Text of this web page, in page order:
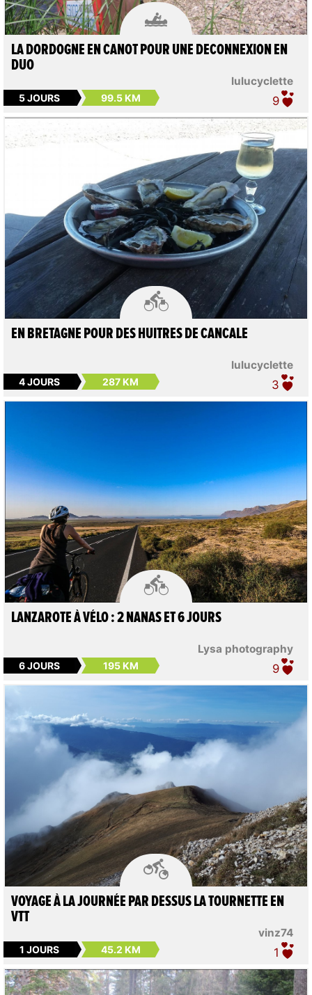

lulucyclette
LA DORDOGNE EN CANOT POUR UNE DECONNEXION EN
DUO
5 JOURS 99.5 KM 9

lulucyclette
EN BRETAGNE POUR DES HUITRES DE CANCALE
4 JOURS 287 KM 3

Lysa photography
LANZAROTE À VÉLO : 2 NANAS ET 6 JOURS
6 JOURS 195 KM 9

vinz74
VOYAGE À LA JOURNÉE PAR DESSUS LA TOURNETTE EN
VTT
1 JOURS 45.2 KM 1